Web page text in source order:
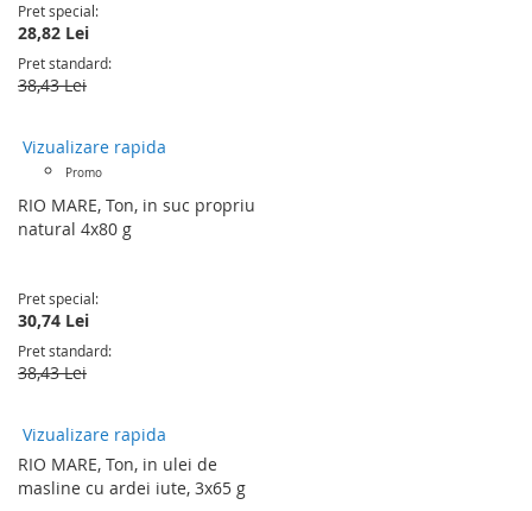
Pret special
28,82 Lei
Pret standard
38,43 Lei
Vizualizare rapida
Promo
RIO MARE, Ton, in suc propriu
natural 4x80 g
Pret special
30,74 Lei
Pret standard
38,43 Lei
Vizualizare rapida
RIO MARE, Ton, in ulei de
masline cu ardei iute, 3x65 g